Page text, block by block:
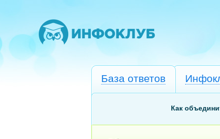
База ответов
Как